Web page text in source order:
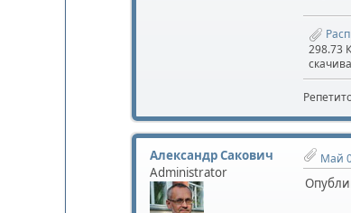
298.73
Александр Сакович
Administrator
Май